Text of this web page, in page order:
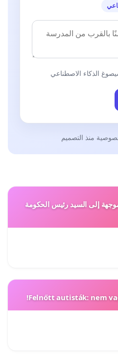
الذكاء الاصطناعي
منذ التصميم
إلى السيد رئيس الحكومة
Felnőtt autisták: nem